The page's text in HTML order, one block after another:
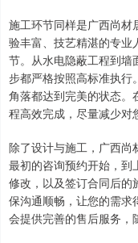
施工环节同样是广西尚材
验丰富、技艺精湛的专业
节。从水电隐蔽工程到墙
步都严格按照高标准执行
角落都达到完美的状态。
程高效完成，尽量减少对
除了设计与施工，广西尚
最初的咨询预约开始，到
修改，以及签订合同后的
保沟通顺畅，让您的需求
会提供完善的售后服务，